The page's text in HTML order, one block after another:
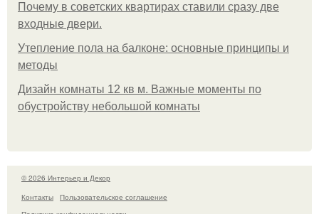
Почему в советских квартирах ставили сразу две
входные двери.
Утепление пола на балконе: основные принципы и
методы
Дизайн комнаты 12 кв м. Важные моменты по
обустройству небольшой комнаты
© 2026 Интерьер и Декор
Контакты
Пользовательское соглашение